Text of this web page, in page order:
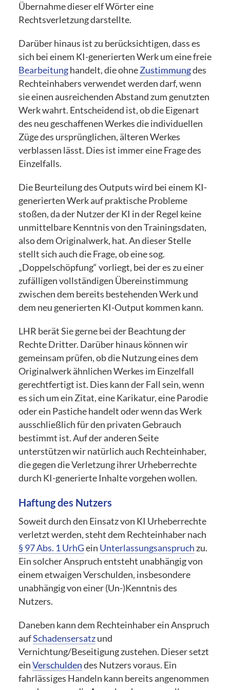
Übernahme dieser elf Wörter eine
Rechtsverletzung darstellte.
Darüber hinaus ist zu berücksichtigen, dass es
sich bei einem KI-generierten Werk um eine freie
Bearbeitunghandelt, die ohneZustimmungdes
Rechteinhabers verwendet werden darf, wenn
sie einen ausreichenden Abstand zum genutzten
Werk wahrt. Entscheidend ist, ob die Eigenart
des neu geschaffenen Werkes die individuellen
Züge des ursprünglichen, älteren Werkes
verblassen lässt. Dies ist immer eine Frage des
Einzelfalls.
Die Beurteilung des Outputs wird bei einem KI-
generierten Werk auf praktische Probleme
stoßen, da der Nutzer der KI in der Regel keine
unmittelbare Kenntnis von den Trainingsdaten,
also dem Originalwerk, hat. An dieser Stelle
stellt sich auch die Frage, ob eine sog.
„Doppelschöpfung“ vorliegt, bei der es zu einer
zufälligen vollständigen Übereinstimmung
zwischen dem bereits bestehenden Werk und
dem neu generierten KI-Output kommen kann.
LHR berät Sie gerne bei der Beachtung der
Rechte Dritter. Darüber hinaus können wir
gemeinsam prüfen, ob die Nutzung eines dem
Originalwerk ähnlichen Werkes im Einzelfall
gerechtfertigt ist. Dies kann der Fall sein, wenn
es sich um ein Zitat, eine Karikatur, eine Parodie
oder ein Pastiche handelt oder wenn das Werk
ausschließlich für den privaten Gebrauch
bestimmt ist. Auf der anderen Seite
unterstützen wir natürlich auch Rechteinhaber,
die gegen die Verletzung ihrer Urheberrechte
durch KI-generierte Inhalte vorgehen wollen.
Haftung des Nutzers
Soweit durch den Einsatz von KI Urheberrechte
verletzt werden, steht dem Rechteinhaber nach
§ 97 Abs. 1 UrhGein Unterlassungsanspruch zu.
Ein solcher Anspruch entsteht unabhängig von
einem etwaigen Verschulden, insbesondere
unabhängig von einer (Un-)Kenntnis des
Nutzers.
Daneben kann dem Rechteinhaber ein Anspruch
aufSchadensersatzund
Vernichtung/Beseitigung zustehen. Dieser setzt
einVerschuldendes Nutzers voraus. Ein
fahrlässiges Handeln kann bereits angenommen